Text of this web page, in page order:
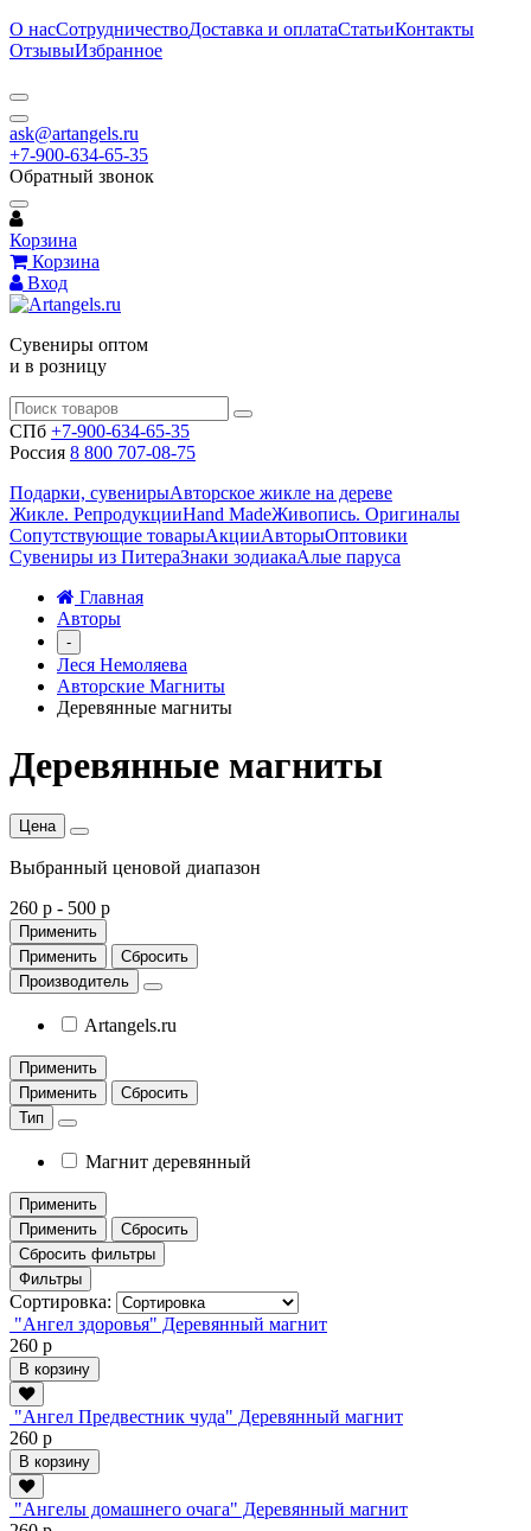
О насСотрудничествоДоставка и оплатаСтатьиКонтакты
ОтзывыИзбранное
ask@artangels.ru
+7-900-634-65-35
Обратный звонок
Корзина
Корзина
Вход
Сувениры оптом
и в розницу
СПб +7-900-634-65-35
Россия 8 800 707-08-75
Подарки, сувенирыАвторское жикле на дереве
Жикле. РепродукцииHand MadeЖивопись. Оригиналы
Сопутствующие товарыАкцииАвторыОптовики
Сувениры из ПитераЗнаки зодиакаАлые паруса
Главная
Авторы
-
Леся Немоляева
Авторские Магниты
Деревянные магниты
Деревянные магниты
Цена
Выбранный ценовой диапазон
260 р - 500 р
Применить
Применить
Сбросить
Производитель
Artangels.ru
Применить
Применить
Сбросить
Тип
Магнит деревянный
Применить
Применить
Сбросить
Сбросить фильтры
Фильтры
Сортировка:
"Ангел здоровья" Деревянный магнит
260 р
В корзину
"Ангел Предвестник чуда" Деревянный магнит
260 р
В корзину
"Ангелы домашнего очага" Деревянный магнит